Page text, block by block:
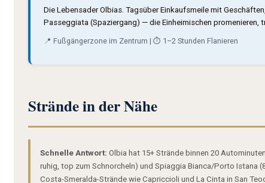
Die Lebensader Olbias. Tagsüber Einkaufsmeile mit
Passeggiata (Spaziergang) — die Einheimischen promenieren,
📍 Fußgängerzone im Zentrum | ⏱️ 1–2 Stunden Flanieren
Strände in der Nähe
Schnelle Antwort: Olbia hat 15+ Strände binnen 20
ruhig, top zum Schnorcheln) und Spiaggia Bianca/Porto Istana
Costa-Smeralda-Strände wie Capriccioli und La Cinta in San